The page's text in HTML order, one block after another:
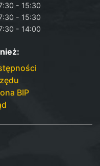
- 15:30
- 15:30
- 14:00
BIP